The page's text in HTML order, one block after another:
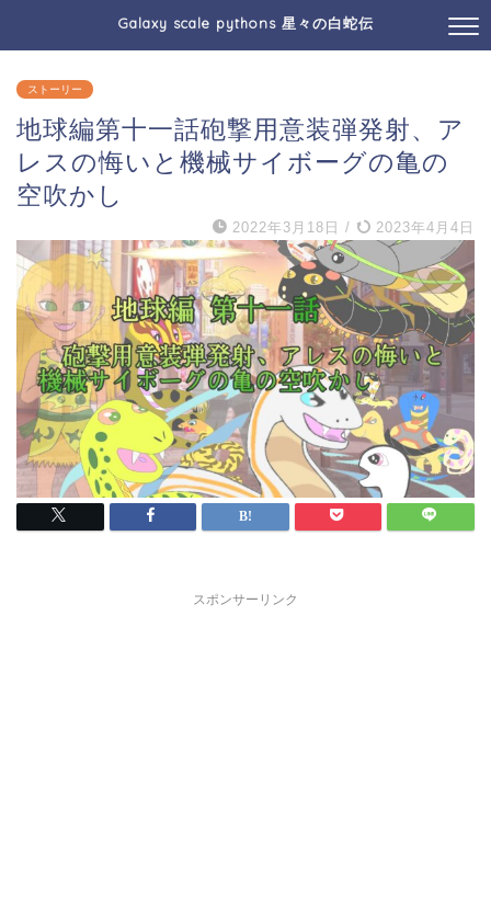
Galaxy scale pythons 星々の白蛇伝
ストーリー
地球編第十一話砲撃用意装弾発射、ア
レスの悔いと機械サイボーグの亀の
空吹かし
2022年3月18日 / 2023年4月4日
スポンサーリンク